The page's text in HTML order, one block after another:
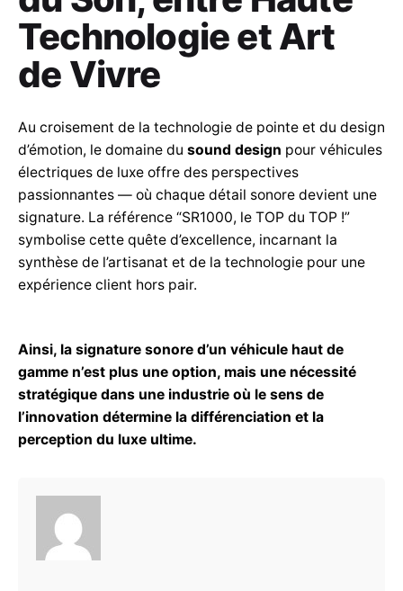
Technologie et Art
de Vivre
Au croisement de la technologie de pointe et du design
d’émotion, le domaine du sound design pour véhicules
électriques de luxe offre des perspectives
passionnantes — où chaque détail sonore devient une
signature. La référence “SR1000, le TOP du TOP !”
symbolise cette quête d’excellence, incarnant la
synthèse de l’artisanat et de la technologie pour une
expérience client hors pair.
Ainsi, la signature sonore d’un véhicule haut de
gamme n’est plus une option, mais une nécessité
stratégique dans une industrie où le sens de
l’innovation détermine la différenciation et la
perception du luxe ultime.